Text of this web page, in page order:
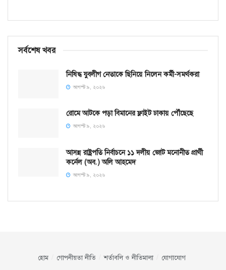
সর্বশেষ খবর
নিষিদ্ধ যুবলীগ নেতাকে ছিনিয়ে নিলেন কর্মী-সমর্থকরা
আগস্ট ৯, ২০২৬
রোমে আটকে পড়া বিমানের ফ্লাইট ঢাকায় পৌঁছেছে
আগস্ট ৯, ২০২৬
আসন্ন রাষ্ট্রপতি নির্বাচনে ১১ দলীয় জোট মনোনীত প্রার্থী
কর্নেল (অব.) অলি আহমেদ
আগস্ট ৯, ২০২৬
হোম গোপনীয়তা নীতি শর্তাবলি ও নীতিমালা যোগাযোগ